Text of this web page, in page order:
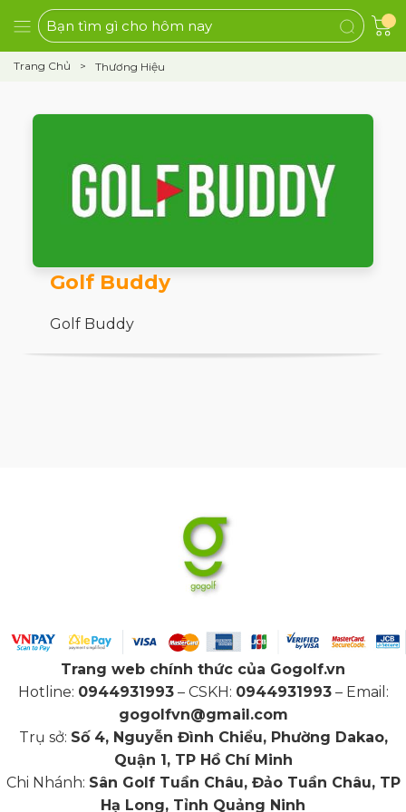
Trang Chủ Thương Hiệu
Golf Buddy
Golf Buddy
Trang web chính thức của Gogolf.vn
Hotline: 0944931993– CSKH: 0944931993– Email:
gogolfvn@gmail.com
Trụ sở: Số 4, Nguyễn Đình Chiểu, Phường Dakao,
Quận 1, TP Hồ Chí Minh
Chi Nhánh: Sân Golf Tuần Châu, Đảo Tuần Châu, TP
Hạ Long, Tỉnh Quảng Ninh